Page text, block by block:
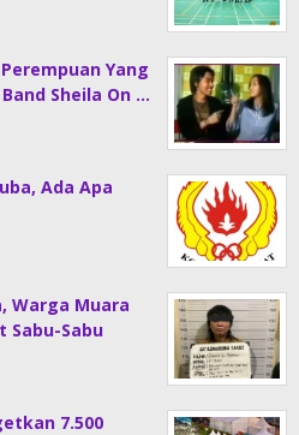
Yang
Sheila On …
Ada Apa
Warga Muara
Sabu-Sabu
7.500